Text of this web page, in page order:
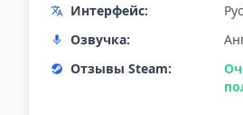
Интерфейс:
Озвучка:
Отзывы Steam: